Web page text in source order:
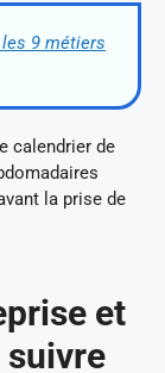
9 métiers
calendrier de
la prise de
et
suivre